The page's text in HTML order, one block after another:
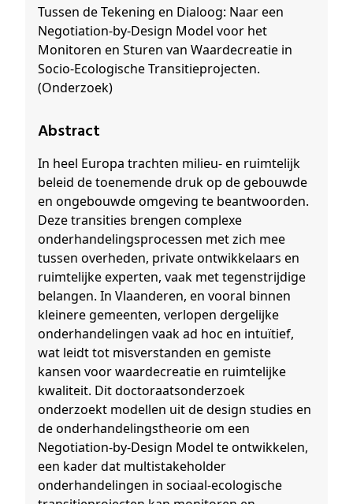
Tussen de Tekening en Dialoog: Naar een
Negotiation-by-Design Model voor het
Monitoren en Sturen van Waardecreatie in
Socio-Ecologische Transitieprojecten.
(Onderzoek)
Abstract
In heel Europa trachten milieu- en ruimtelijk
beleid de toenemende druk op de gebouwde
en ongebouwde omgeving te beantwoorden.
Deze transities brengen complexe
onderhandelingsprocessen met zich mee
tussen overheden, private ontwikkelaars en
ruimtelijke experten, vaak met tegenstrijdige
belangen. In Vlaanderen, en vooral binnen
kleinere gemeenten, verlopen dergelijke
onderhandelingen vaak ad hoc en intuïtief,
wat leidt tot misverstanden en gemiste
kansen voor waardecreatie en ruimtelijke
kwaliteit. Dit doctoraatsonderzoek
onderzoekt modellen uit de design studies en
de onderhandelingstheorie om een
Negotiation-by-Design Model te ontwikkelen,
een kader dat multistakeholder
onderhandelingen in sociaal-ecologische